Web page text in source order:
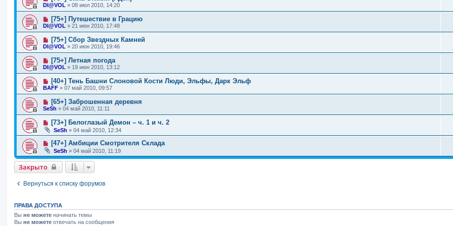
DI@VOL » 08 июл 2010, 14:20
[75+] Путешествие в Грацию
DI@VOL » 21 июн 2010, 17:48
[75+] Сбор Звездных Камней
DI@VOL » 20 июн 2010, 19:46
[75+] Летная погода
DI@VOL » 19 июн 2010, 13:12
[40+] Тень Башни Слоновой Кости Люди, Эльфы, Дарк Эльф
BAFF » 07 май 2010, 09:57
[65+] Заброшенная деревня
SeSh » 04 май 2010, 11:11
[73+] Белоглазый Демон – ч. 1 и ч. 2
SeSh » 04 май 2010, 12:34
[47+] Амбиции Смотрителя Склада
SeSh » 04 май 2010, 11:19
Закрыто
Вернуться к списку форумов
ПРАВА ДОСТУПА
Вы не можете начинать темы
Вы не можете отвечать на сообщения